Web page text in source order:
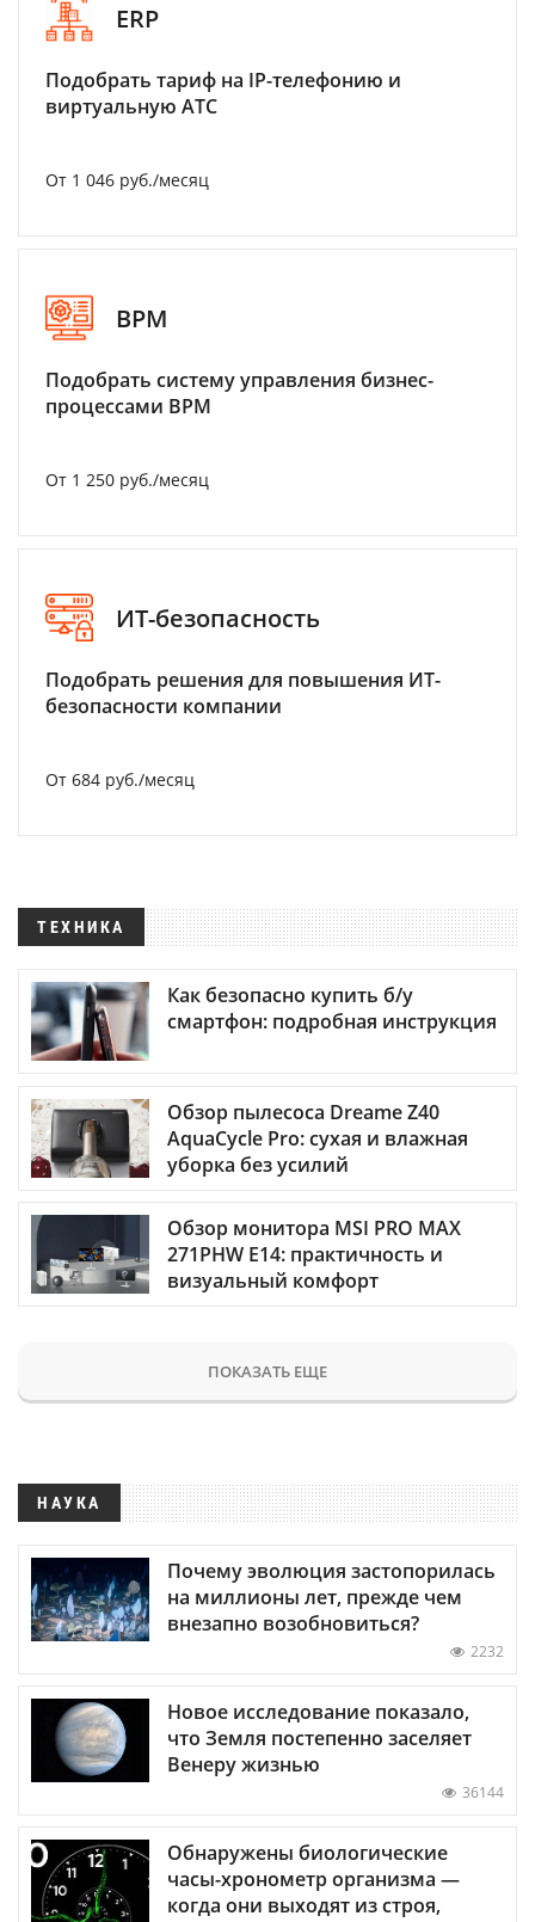
ERP
Подобрать тариф на IP-телефонию и
виртуальную АТС
От 1 046 руб./месяц
BPM
Подобрать систему управления бизнес-
процессами BPM
От 1 250 руб./месяц
ИТ-безопасность
Подобрать решения для повышения ИТ-
безопасности компании
От 684 руб./месяц
ТЕХНИКА
Как безопасно купить б/у
смартфон: подробная инструкция
Обзор пылесоса Dreame Z40
AquaCycle Pro: сухая и влажная
уборка без усилий
Обзор монитора MSI PRO MAX
271PHW E14: практичность и
визуальный комфорт
ПОКАЗАТЬ ЕЩЕ
НАУКА
Почему эволюция застопорилась
на миллионы лет, прежде чем
внезапно возобновиться?
2232
Новое исследование показало,
что Земля постепенно заселяет
Венеру жизнью
36144
Обнаружены биологические
часы-хронометр организма —
когда они выходят из строя,